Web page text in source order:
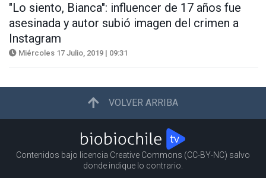
"Lo siento, Bianca": influencer de 17 años fue
asesinada y autor subió imagen del crimen a
Instagram
Miércoles 17 Julio, 2019 | 09:31
VOLVER ARRIBA
Contenidos bajo licencia Creative Commons (CC-BY-NC) salvo
donde indique lo contrario.